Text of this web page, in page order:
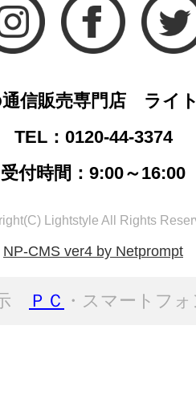
通信販売専門店 ライ
TEL：0120-44-3374
受付時間：9:00～16:00
Lightstyle All Rights
NP-CMS ver4 by Netprompt
ＰＣ ・スマートフ